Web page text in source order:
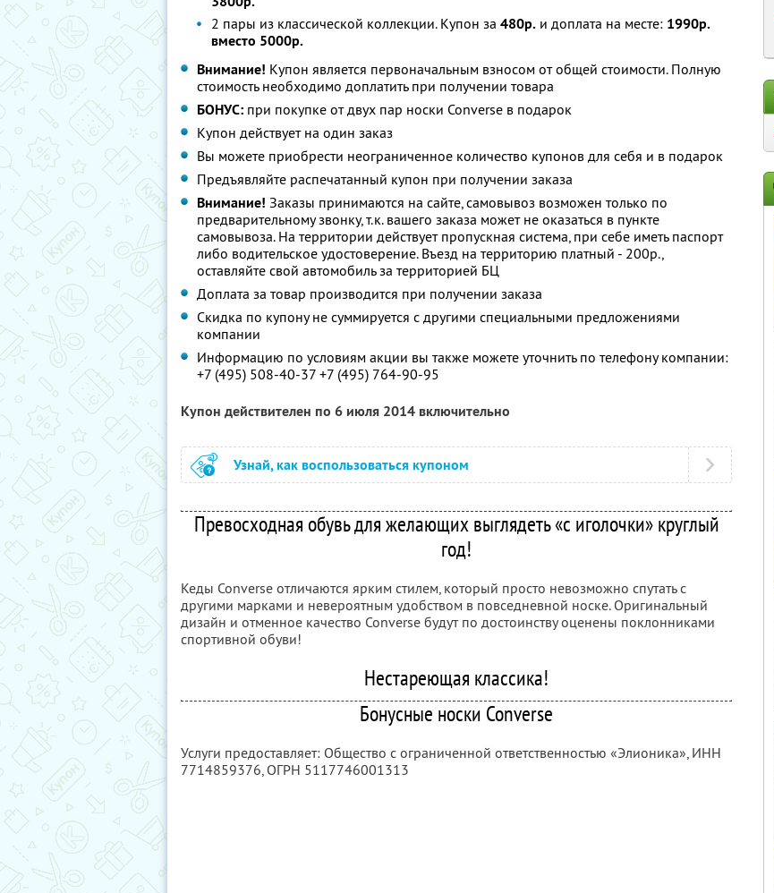
2 пары из классической коллекции. Купон за 480р. и доплата на месте: 1990р.
вместо 5000р.
Внимание! Купон является первоначальным взносом от общей стоимости. Полную
стоимость необходимо доплатить при получении товара
БОНУС: при покупке от двух пар носки Converse в подарок
Купон действует на один заказ
Вы можете приобрести неограниченное количество купонов для себя и в подарок
Предъявляйте распечатанный купон при получении заказа
Внимание! Заказы принимаются на сайте, самовывоз возможен только по
предварительному звонку, т.к. вашего заказа может не оказаться в пункте
самовывоза. На территории действует пропускная система, при себе иметь паспорт
либо водительское удостоверение. Въезд на территорию платный - 200р.,
оставляйте свой автомобиль за территорией БЦ
Доплата за товар производится при получении заказа
Скидка по купону не суммируется с другими специальными предложениями
компании
Информацию по условиям акции вы также можете уточнить по телефону компании:
+7 (495) 508-40-37 +7 (495) 764-90-95
Купон действителен по 6 июля 2014 включительно
Узнай, как воспользоваться купоном
Превосходная обувь для желающих выглядеть «с иголочки» круглый
год!
Кеды Converse отличаются ярким стилем, который просто невозможно спутать с
другими марками и невероятным удобством в повседневной носке. Оригинальный
дизайн и отменное качество Converse будут по достоинству оценены поклонниками
спортивной обуви!
Нестареющая классика!
Бонусные носки Converse
Услуги предоставляет: Общество с ограниченной ответственностью «Элионика», ИНН
7714859376, ОГРН 5117746001313